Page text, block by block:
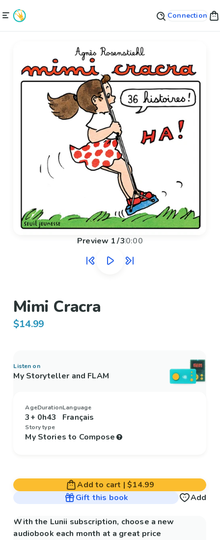
Connection
Preview 1/30:00
Mimi Cracra
$14.99
Listen on
My Storyteller and FLAM
Age
3+
Duration
0h43
Language
Français
Story type
My Stories to Compose
Add to cart |$14.99
Gift this book
Add
With the Lunii subscription, choose a new
audiobook each month at a great price